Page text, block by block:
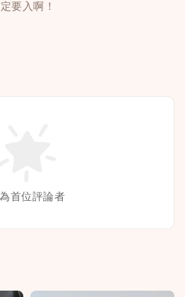
要入啊！
首位評論者